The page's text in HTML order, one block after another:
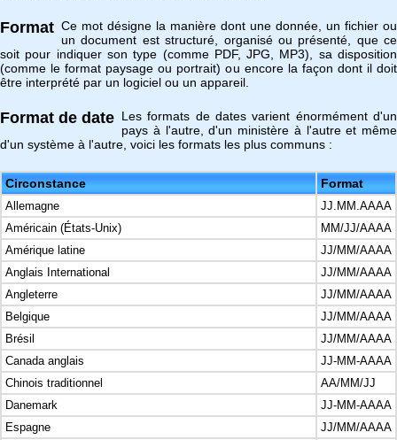
Format Ce mot désigne la manière dont une donnée, un fichier ou
un document est structuré, organisé ou présenté, que ce
soit pour indiquer son type (comme PDF, JPG, MP3), sa disposition
(comme le format paysage ou portrait) ou encore la façon dont il doit
être interprété par un logiciel ou un appareil.
Format de date Les formats de dates varient énormément d'un
pays à l'autre, d'un ministère à l'autre et même
d'un système à l'autre, voici les formats les plus communs :
Circonstance Format
Allemagne
JJ.MM.AAAA
Américain (États-Unix)
MM/JJ/AAAA
Amérique latine
JJ/MM/AAAA
Anglais International
JJ/MM/AAAA
Angleterre
JJ/MM/AAAA
Belgique
JJ/MM/AAAA
Brésil
JJ/MM/AAAA
Canada anglais
JJ-MM-AAAA
Chinois traditionnel
AA/MM/JJ
Danemark
JJ-MM-AAAA
Espagne
JJ/MM/AAAA